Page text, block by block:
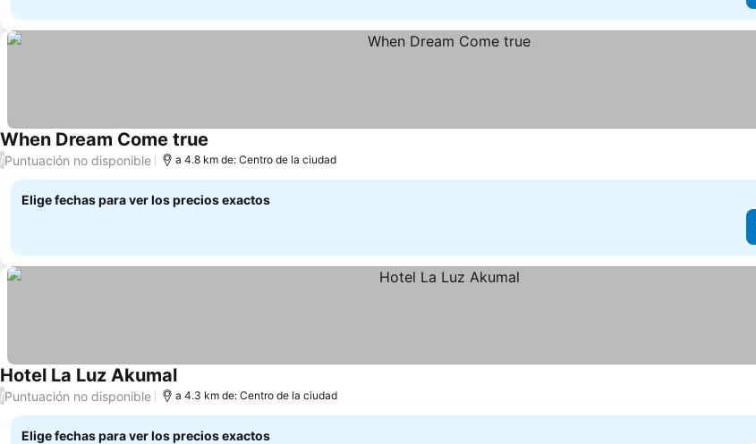
When Dream Come true
/Puntuación no disponible a 4.8 km de: Centro de la ciudad
Elige fechas para ver los precios exactos
Hotel La Luz AkumalVer precios
/Puntuación no disponible a 4.3 km de: Centro de la ciudad
Elige fechas para ver los precios exactos